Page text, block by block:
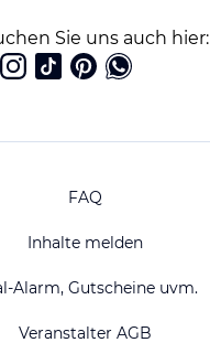
Sie uns auch hier:
FAQ
Inhalte melden
Alarm, Gutscheine uvm.
Veranstalter AGB